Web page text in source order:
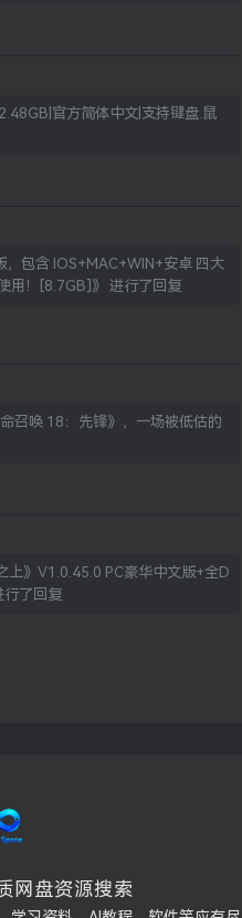
官方简体中文|支持键盘.鼠
，包含 IOS+MAC+WIN+安卓 四大
用！[8.7GB]》进行了回复
召唤 18：先锋》，一场被低估的
上》V1.0.45.0 PC豪华中文版+全D
行了回复
盘资源搜索